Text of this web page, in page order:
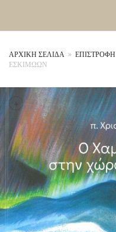
ΑΡΧΙΚΉ ΣΕΛΊΔΑ » ΕΠΙΣΤΡΟΦΗ
ΕΣΚΙΜΩΩΝ
+